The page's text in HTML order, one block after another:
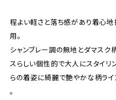
程よい軽さと落ち感があり着心
用。
シャンブレー調の無地とダマスク
スらしい個性的で大人にスタイリ
らの着姿に綺麗で艶やかな柄ライ
。